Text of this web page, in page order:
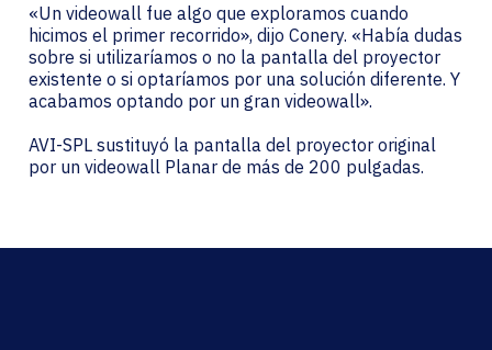
«Un videowall fue algo que exploramos cuando
hicimos el primer recorrido», dijo Conery. «Había dudas
sobre si utilizaríamos o no la pantalla del proyector
existente o si optaríamos por una solución diferente. Y
acabamos optando por un gran videowall».
AVI-SPL sustituyó la pantalla del proyector original
por un videowall Planar de más de 200 pulgadas.